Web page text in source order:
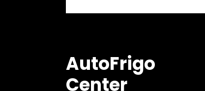
AutoFrigo
Center